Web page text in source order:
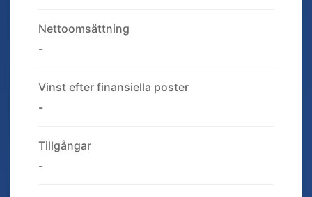
Nettoomsättning
-
Vinst efter finansiella poster
-
Tillgångar
-